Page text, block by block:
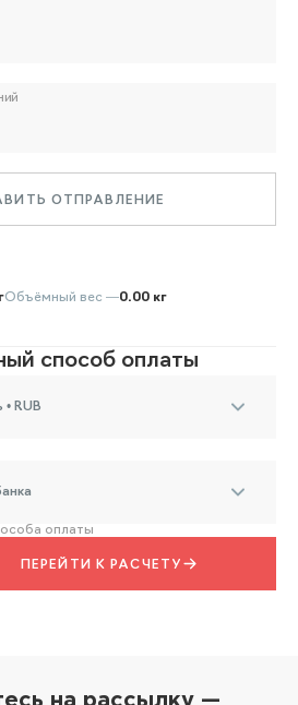
ОТПРАВЛЕНИЕ
Объёмный вес —0.00 кг
способ оплаты
RUB
оплаты
ПЕРЕЙТИ К РАСЧЕТУ
на рассылку —